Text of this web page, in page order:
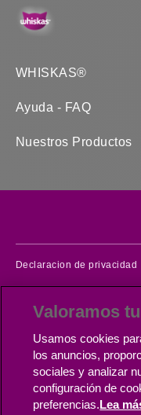
WHISKAS®
Ayuda - FAQ
Nuestros Productos
Declaracion de privacidad
Accesibilidad(opens in
Configuración de cookies
Copyright © Mars 2026
Valoramos
Usamos cookies
los anuncios,
sociales y analizar
configuración de
preferencias. Lea